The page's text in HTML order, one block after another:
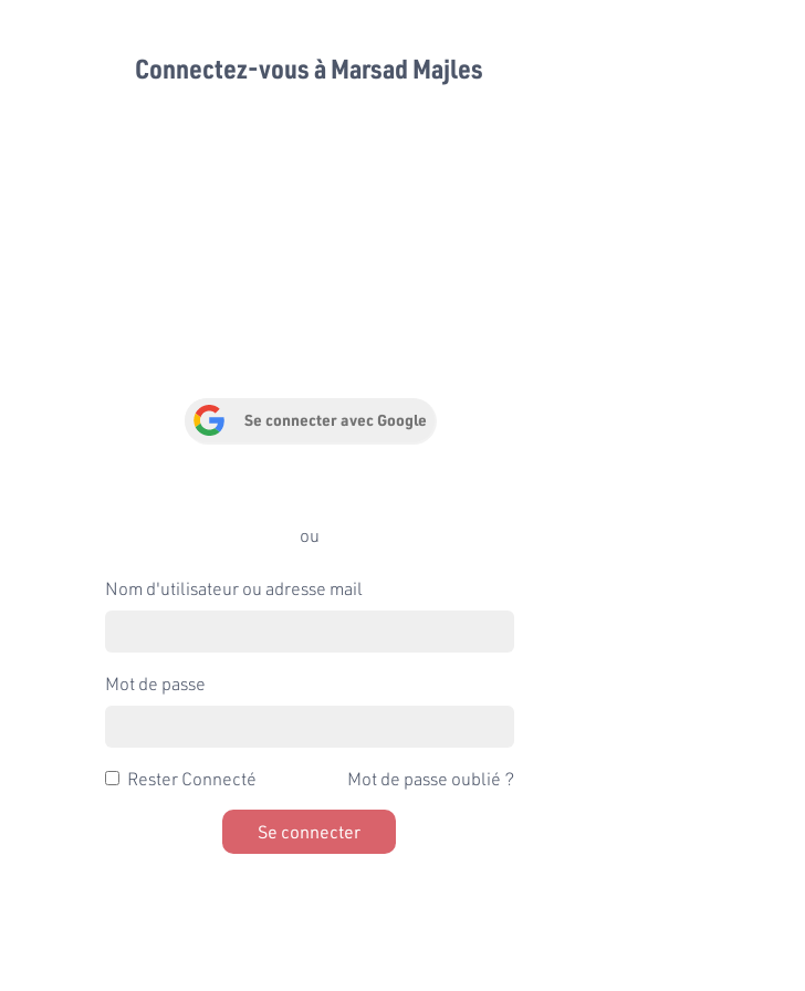
Connectez-vous à Marsad Majles
Se connecter avec Google
ou
Nom d'utilisateur ou adresse mail
Mot de passe
Rester Connecté Mot de passe oublié ?